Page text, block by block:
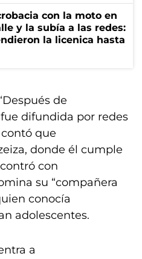
con la moto en
y la subía a las redes:
la licenica hasta
de
difundida por redes
contó que
donde él cumple
con
su “compañera
conocía
adolescentes.
a